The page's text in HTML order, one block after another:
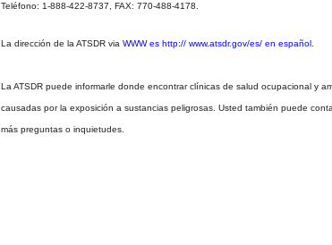
Teléfono: 1-888-422-8737, FAX: 770-488-4178.
La dirección de la ATSDR via WWW es http:// www.atsdr.gov/es/ en español.
La ATSDR puede informarle donde encontrar clínicas de salud ocupacional y
causadas por la exposición a sustancias peligrosas. Usted también puede
más preguntas o inquietudes.